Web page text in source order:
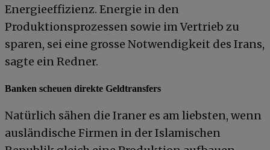
Energieeffizienz. Energie in den
Produktionsprozessen sowie im Vertrieb zu
sparen, sei eine grosse Notwendigkeit des Irans,
sagte ein Redner.
Banken scheuen direkte Geldtransfers
Natürlich sähen die Iraner es am liebsten, wenn
ausländische Firmen in der Islamischen